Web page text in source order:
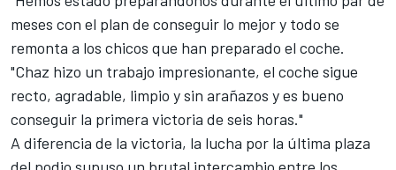
meses con el plan de conseguir lo mejor y todo se
remonta a los chicos que han preparado el coche.
"Chaz hizo un trabajo impresionante, el coche sigue
recto, agradable, limpio y sin arañazos y es bueno
conseguir la primera victoria de seis horas."
A diferencia de la victoria, la lucha por la última plaza